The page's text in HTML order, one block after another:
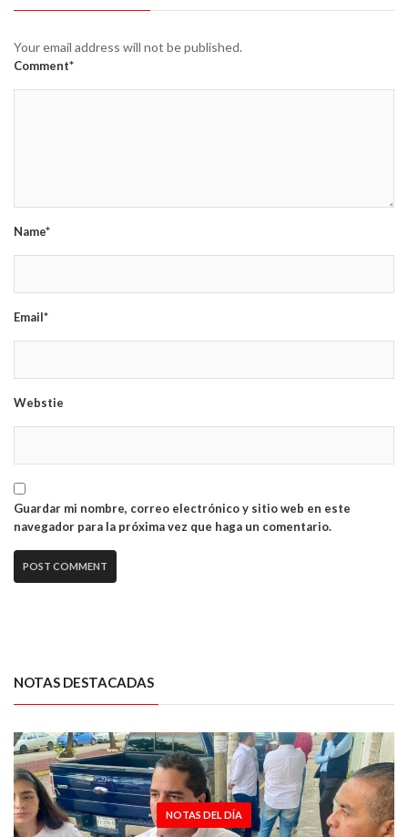
Your email address will not be published.
Comment*
Name*
Email*
Webstie
Guardar mi nombre, correo electrónico y sitio web en este
navegador para la próxima vez que haga un comentario.
NOTAS DESTACADAS
NOTAS DEL DÍA
NOTAS DEL DÍA